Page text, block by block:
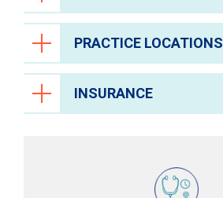
PRACTICE LOCATIONS
INSURANCE